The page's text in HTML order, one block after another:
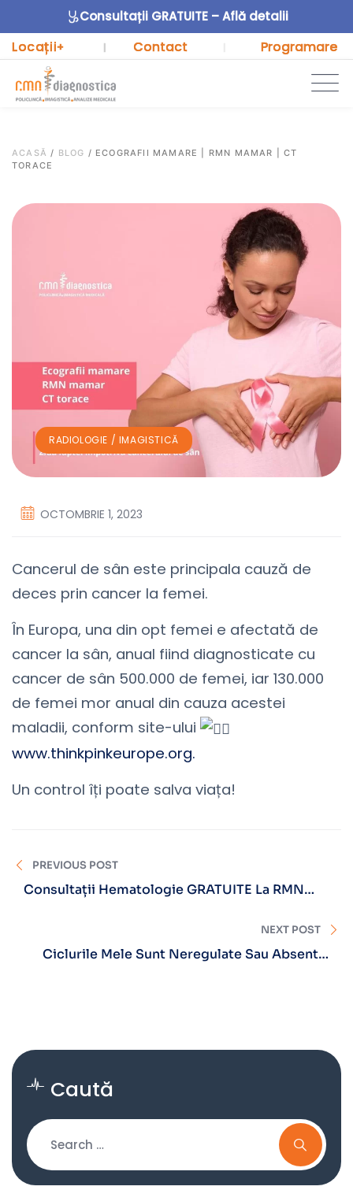
Consultații GRATUITE – Află detalii
Locații+ | Contact Programare
ACASĂ / BLOG / ECOGRAFII MAMARE | RMN MAMAR | CT
TORACE
RADIOLOGIE / IMAGISTICĂ
OCTOMBRIE 1, 2023
Cancerul de sân este principala cauză de
deces prin cancer la femei.
În Europa, una din opt femei e afectată de
cancer la sân, anual fiind diagnosticate cu
cancer de sân 500.000 de femei, iar 130.000
de femei mor anual din cauza acestei
maladii, conform site-ului
www.thinkpinkeurope.org.
Un control îți poate salva viața!
PREVIOUS POST
Consultații Hematologie GRATUITE La RMN
NEXT POST
Ciclurile Mele Sunt Neregulate Sau Absente.
Caută